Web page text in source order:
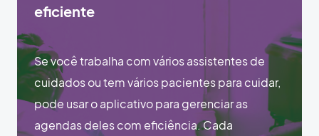
eficiente
Se você trabalha com vários assistentes de
cuidados ou tem vários pacientes para cuidar,
pode usar o aplicativo para gerenciar as
agendas deles com eficiência. Cada